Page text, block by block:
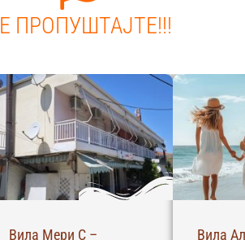
ПРОПУШТАЈТЕ!!!
2 –
Вила Валентино –